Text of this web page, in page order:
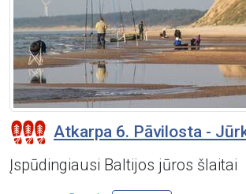
Atkarpa 6. Pāvilosta -
Įspūdingiausi Baltijos jūros šlaitai